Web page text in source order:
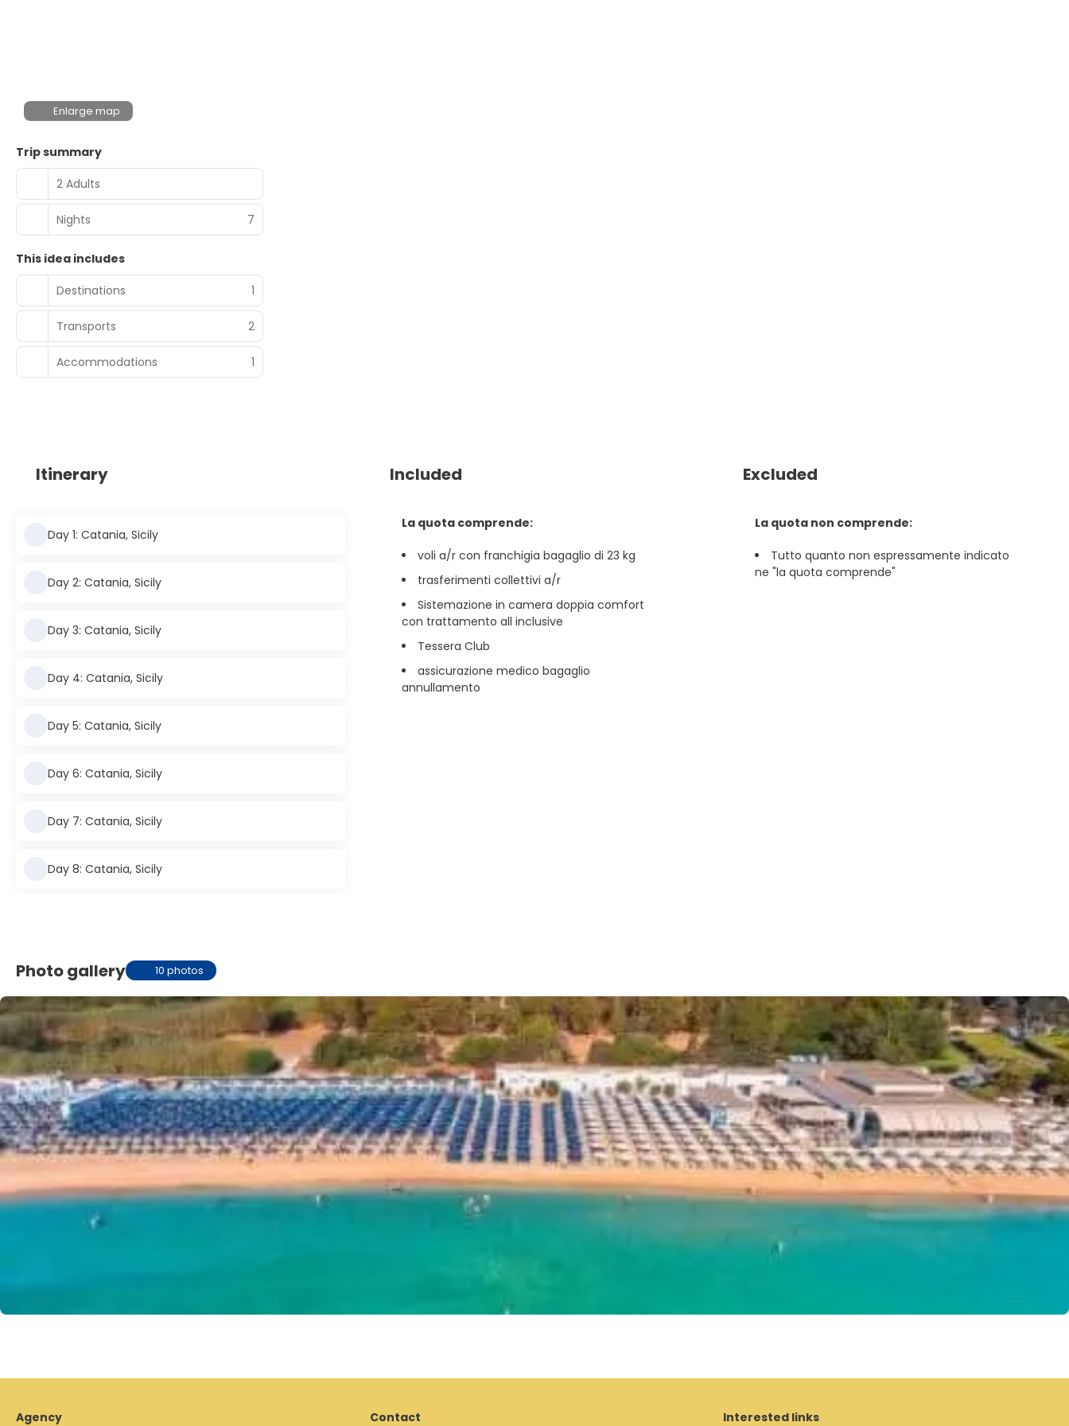
Enlarge map
Trip summary
2 Adults
Nights 7
This idea includes
Destinations
1
Transports 2
Accommodations 1
Itinerary
Day 1: Catania, Sicily
Day 2: Catania, Sicily
Day 3: Catania, Sicily
Day 4: Catania, Sicily
Day 5: Catania, Sicily
Day 6: Catania, Sicily
Day 7: Catania, Sicily
Day 8: Catania, Sicily
Included
La quota comprende:
voli a/r con franchigia bagaglio di 23 kg
trasferimenti collettivi a/r
Sistemazione in camera doppia comfort
con trattamento all inclusive
Tessera Club
assicurazione medico bagaglio
annullamento
Excluded
La quota non comprende:
Tutto quanto non espressamente indicato
ne "la quota comprende"
Photo gallery 10 photos
Agency Contact Interested links